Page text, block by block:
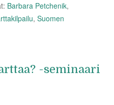
Barbara Petchenik,
,Suomen
-seminaari